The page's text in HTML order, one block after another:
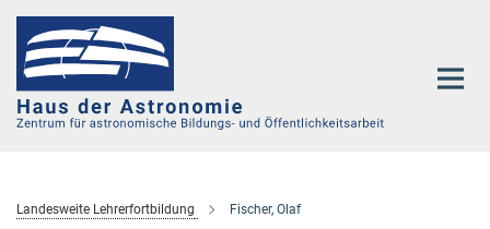
Hauptinhalt
Landesweite Lehrerfortbildung Fischer, Olaf